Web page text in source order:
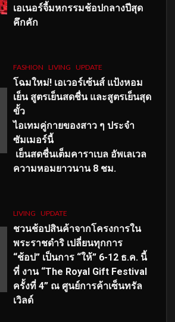
เอเนอร์จี้มหกรรมช้อปกลางปีสุด
คึกคัก
FASHION LIVING UPDATE
โฉมใหม่! เอเวอร์เซ้นส์ แป้งหอม
เย็น สูตรเย็นสดชื่น และสูตรเย็นสุด
ขั้ว
ไอเทมคู่กายของสาว ๆ ประจำ
ซัมเมอร์นี้
เย็นสดชื่นเต็มคาราเบล อัพเลเวล
ความหอมยาวนาน 8 ชม.
LIVING UPDATE
ชวนช้อปสินค้าจากโครงการใน
พระราชดำริ เปลี่ยนทุกการ
“ช้อป” เป็นการ “ให้” 6-12 ธ.ค. นี้
ที่ งาน “The Royal Gift Festival
ครั้งที่ 4” ณ ศูนย์การค้าเซ็นทรัล
เวิลด์